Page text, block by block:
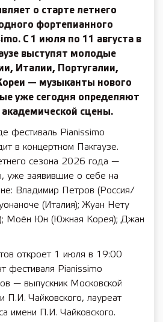
о старте летнего
фортепианного
С 1 июля по 11 августа в
выступят молодые
Италии, Португалии,
— музыканты нового
уже сегодня определяют
сцены.
фестиваль Pianissimo
в концертном Пакгаузе.
сезона 2026 года —
уже заявившие о себе на
Владимир Петров (Россия/
(Италия); Жуан Нету
Моён Юн (Южная Корея); Джан
откроет 1 июля в 19:00
фестиваля Pianissimo
— выпускник Московской
П.И. Чайковского, лауреат
имени П.И. Чайковского.